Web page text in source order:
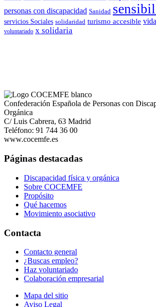
personas con discapacidad Sanidad
servicios Sociales solidaridad turismo accesible
voluntariado x solidaria
Confederación Española de Personas con
Orgánica
C/ Luis Cabrera, 63 Madrid
Teléfono: 91 744 36 00
www.cocemfe.es
Páginas destacadas
Discapacidad física y orgánica
Sobre COCEMFE
Propósito
Qué hacemos
Movimiento asociativo
Contacta
Contacto general
¿Buscas empleo?
Haz voluntariado
Colaboración empresarial
Mapa del sitio
Aviso Legal